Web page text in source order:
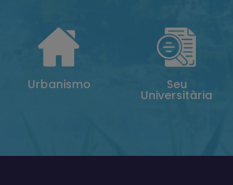
Urbanismo Seu
Universitària